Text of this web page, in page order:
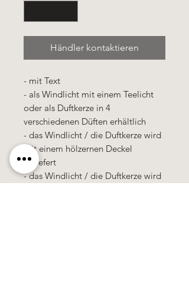
Händler kontaktieren
- mit Text
- als Windlicht mit einem Teelicht
oder als Duftkerze in 4
verschiedenen Düften erhältlich
- das Windlicht / die Duftkerze wird
mit einem hölzernen Deckel
geliefert
- das Windlicht / die Duftkerze wird